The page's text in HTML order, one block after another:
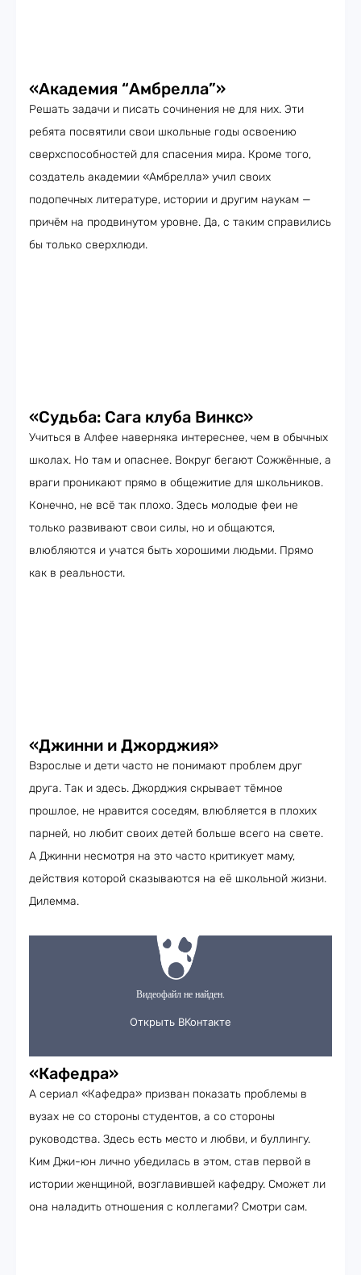
«Академия “Амбрелла”»
Решать задачи и писать сочинения не для них. Эти
ребята посвятили свои школьные годы освоению
сверхспособностей для спасения мира. Кроме того,
создатель академии «Амбрелла» учил своих
подопечных литературе, истории и другим наукам —
причём на продвинутом уровне. Да, с таким справились
бы только сверхлюди.
«Судьба: Сага клуба Винкс»
Учиться в Алфее наверняка интереснее, чем в обычных
школах. Но там и опаснее. Вокруг бегают Сожжённые, а
враги проникают прямо в общежитие для школьников.
Конечно, не всё так плохо. Здесь молодые феи не
только развивают свои силы, но и общаются,
влюбляются и учатся быть хорошими людьми. Прямо
как в реальности.
«Джинни и Джорджия»
Взрослые и дети часто не понимают проблем друг
друга. Так и здесь. Джорджия скрывает тёмное
прошлое, не нравится соседям, влюбляется в плохих
парней, но любит своих детей больше всего на свете.
А Джинни несмотря на это часто критикует маму,
действия которой сказываются на её школьной жизни.
Дилемма.
«Кафедра»
А сериал «Кафедра» призван показать проблемы в
вузах не со стороны студентов, а со стороны
руководства. Здесь есть место и любви, и буллингу.
Ким Джи-юн лично убедилась в этом, став первой в
истории женщиной, возглавившей кафедру. Сможет ли
она наладить отношения с коллегами? Смотри сам.